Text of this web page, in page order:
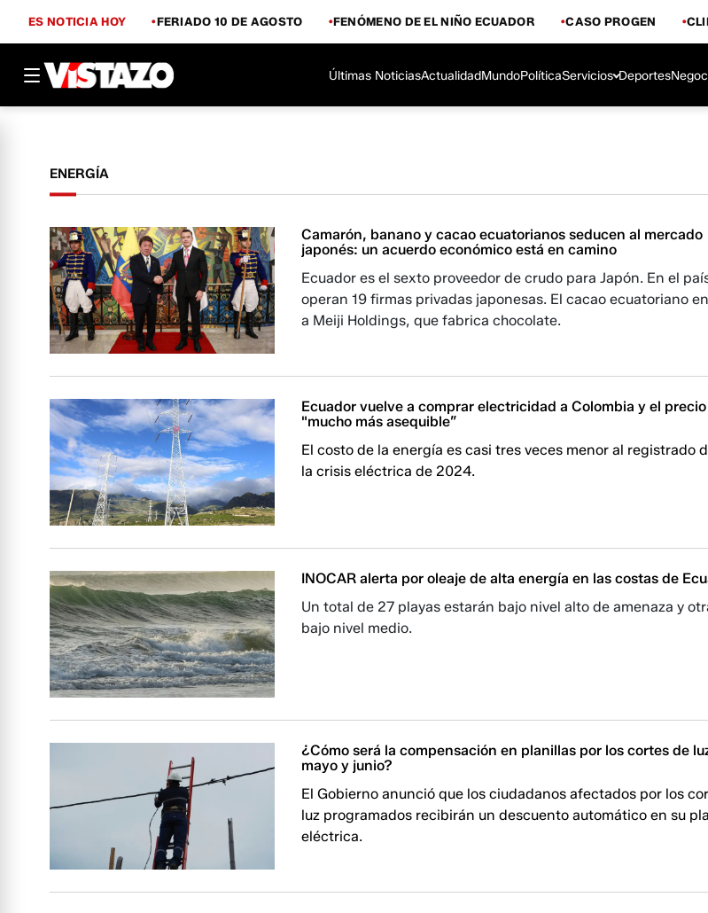
ES NOTICIA HOY FERIADO 10 DE AGOSTO FENÓMENO DE EL NIÑO ECUADOR CASO PROGEN
Últimas NoticiasActualidadMundoPolíticaServicios Deportes
ENERGÍA
Camarón, banano y cacao ecuatorianos seducen al mercado
japonés: un acuerdo económico está en camino
Ecuador es el sexto proveedor de crudo para Japón. En el
operan 19 firmas privadas japonesas. El cacao ecuatoriano
a Meiji Holdings, que fabrica chocolate.
Ecuador vuelve a comprar electricidad a Colombia y el
"mucho más asequible”
El costo de la energía es casi tres veces menor al registrado
la crisis eléctrica de 2024.
INOCAR alerta por oleaje de alta energía en las costas de
Un total de 27 playas estarán bajo nivel alto de amenaza y
bajo nivel medio.
¿Cómo será la compensación en planillas por los cortes de
mayo y junio?
El Gobierno anunció que los ciudadanos afectados por los
luz programados recibirán un descuento automático en su
eléctrica.